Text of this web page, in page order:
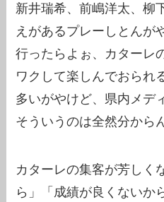
新井瑞希、前嶋洋太、柳
えがあるプレーしとんが
行ったらよぉ、カターレ
ワクして楽しんでおられ
多いがやけど、県内メデ
そういうのは全然分から
カターレの集客が芳しく
ら」「成績が良くないか